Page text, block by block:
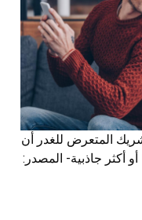
المتعرض للغدر أن
أكثر جاذبية- المصدر: